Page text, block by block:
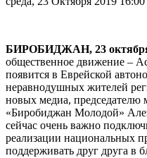
в
БИРОБИДЖАН, 23
общественное движение –
появится в Еврейской
неравнодушных жителей
новых медиа, председателю
«Биробиджан Молодой»
сейчас очень важно
реализации национальных
поддерживать друг друга в